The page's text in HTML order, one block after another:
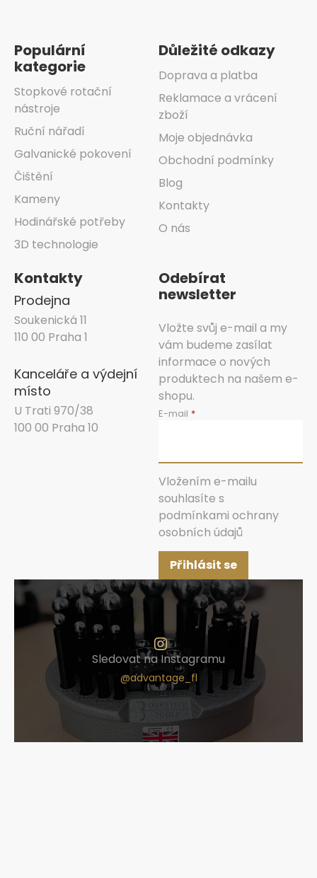
Populární
kategorie
Stopkové rotační
nástroje
Ruční nářadí
Galvanické pokovení
Čištění
Kameny
Hodinářské potřeby
3D technologie
Důležité odkazy
Doprava a platba
Reklamace a vrácení
zboží
Moje objednávka
Obchodní podmínky
Blog
Kontakty
O nás
Kontakty
Prodejna
Soukenická 11
110 00 Praha 1
Kanceláře a výdejní
místo
U Trati 970/38
100 00 Praha 10
Odebírat
newsletter
Vložte svůj e-mail a my
vám budeme zasílat
informace o nových
produktech na našem e-
shopu.
E-mail
Vložením e-mailu
souhlasíte s
podmínkami ochrany
osobních údajů
Přihlásit se
Sledovat na Instagramu